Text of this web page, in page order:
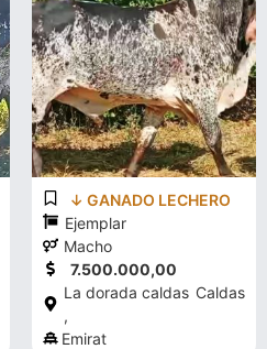
↓ GANADO LECHERO
Ejemplar
Macho
7.500.000,00
La dorada caldas
,
Caldas
Emirat